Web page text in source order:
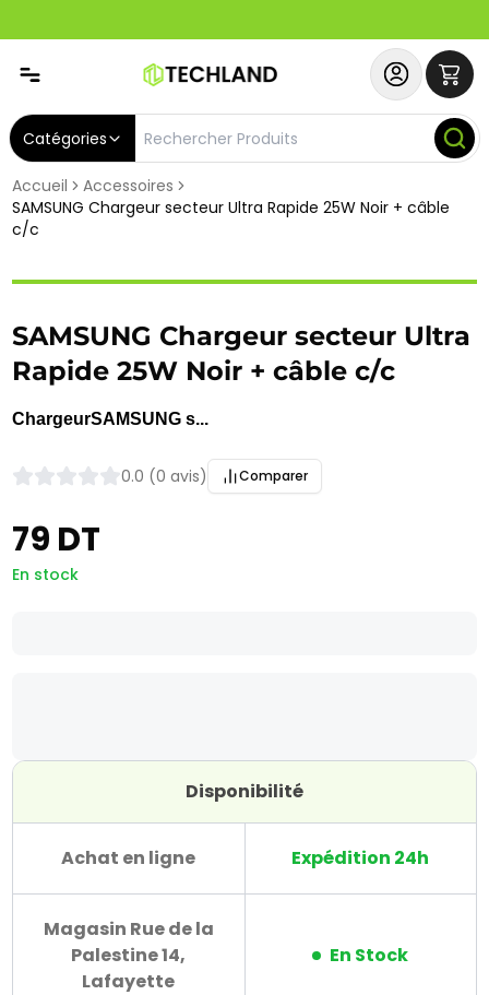
Catégories
Accueil
Accessoires
SAMSUNG Chargeur secteur Ultra Rapide 25W Noir + câble
c/c
SAMSUNG Chargeur secteur Ultra
Rapide 25W Noir + câble c/c
ChargeurSAMSUNG s...
0.0 (0 avis) Comparer
79 DT
En stock
Disponibilité
Achat en ligne Expédition 24h
Magasin Rue de la
Palestine 14,
Lafayette
En Stock